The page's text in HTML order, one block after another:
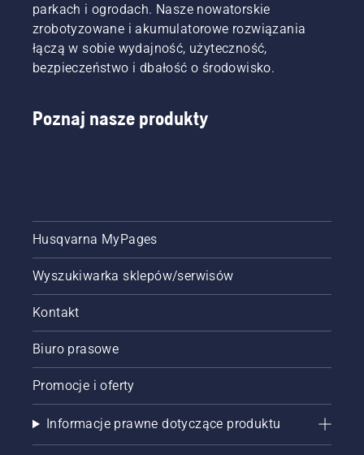
parkach i ogrodach. Nasze nowatorskie
zrobotyzowane i akumulatorowe rozwiązania
łączą w sobie wydajność, użyteczność,
bezpieczeństwo i dbałość o środowisko.
Poznaj nasze produkty
Husqvarna MyPages
Wyszukiwarka sklepów/serwisów
Kontakt
Biuro prasowe
Promocje i oferty
Informacje prawne dotyczące produktu